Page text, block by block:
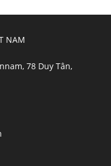
NAM
78 Duy Tân,